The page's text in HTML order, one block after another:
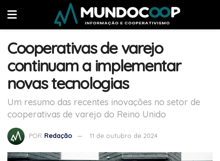
Cooperativas de varejo
continuam a implementar
novas tecnologias
Um resumo das recentes inovações no setor de
cooperativas de varejo do Reino Unido
POR Redação 11 de outubro de 2024